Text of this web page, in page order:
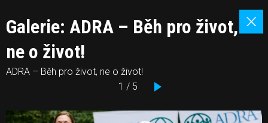
Galerie: ADRA – Běh pro život,
ne o život!
ADRA – Běh pro život, ne o život!
1 / 5